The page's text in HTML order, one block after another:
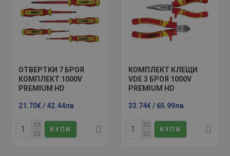
имате допълнителни въпроси, не се колебайте да се
свържете с нашия екип
ОТВЕРТКИ 7 БРОЯ
КОМПЛЕКТ 1000V
PREMIUM HD
21.70€ / 42.44лв
КУПИ
КОМПЛЕКТ КЛЕЩИ
VDE 3 БРОЯ 1000V
PREMIUM HD
33.74€ / 65.99лв
КУПИ